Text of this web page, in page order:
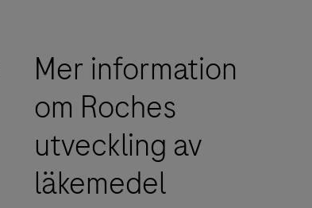
Mer information
om Roches
utveckling av
läkemedel